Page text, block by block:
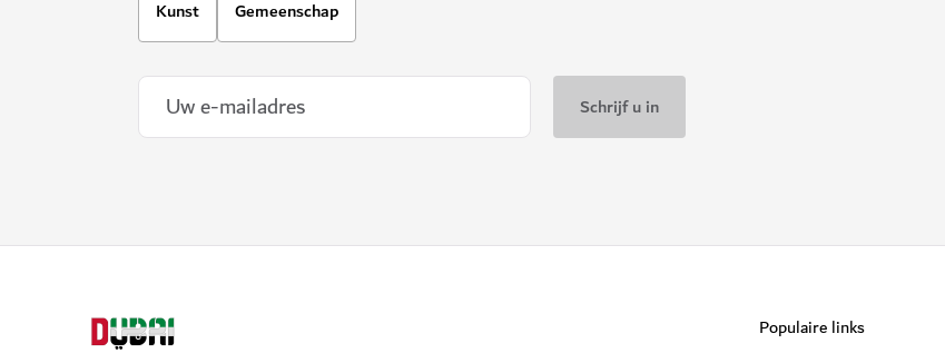
Kunst Gemeenschap
Populaire links